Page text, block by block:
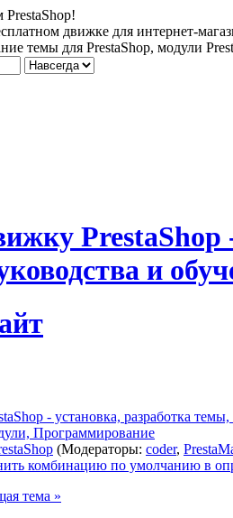
движке для интернет-
темы для PrestaShop, модули
- установка, разработка
Программирование
(Модераторы: coder,
комбинацию по умолчанию в
тема »